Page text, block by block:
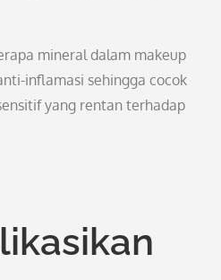
mineral dalam makeup
inflamasi sehingga cocok
yang rentan terhadap